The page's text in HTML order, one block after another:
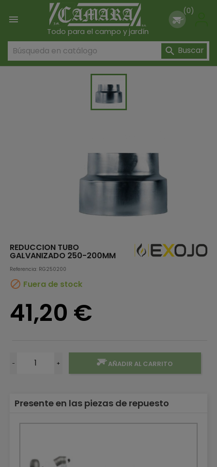

Todo para el campo y jardín
(0)
 Buscar
REDUCCION TUBO
GALVANIZADO 250-200MM
Referencia: RG250200
 Fuera de stock
41,20 €
- + AÑADIR AL CARRITO
Presente en las piezas de repuesto